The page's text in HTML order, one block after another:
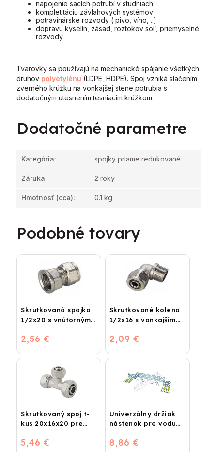
napojenie sacích potrubí v studniach
kompletitáciu závlahových systémov
potravinárske rozvody ( pivo, víno, ..)
dopravu kyselín, zásad, roztokov solí, priemyselné
rozvody
Tvarovky sa používajú na mechanické spájanie všetkých
druhov polyetylénu (LDPE, HDPE). Spoj vzniká slačením
zverného krúžku na vonkajšej stene potrubia s
dodatočným utesnením tesniacim krúžkom.
Dodatočné parametre
Kategória: spojky priame redukované
Záruka: 2 roky
Hmotnosť (cca): 0.1 kg
Podobné tovary
Skrutkovaná spojka
1/2x20 s vnútorným
2,56 €
Skrutkované koleno
1/2x16 s vonkajším
2,09 €
Skrutkovaný spoj t-
kus 20x16x20 pre
5,46 €
Univerzálny držiak
nástenok pre vodu
8,86 €